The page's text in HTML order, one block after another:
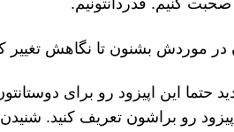
در موردش بشنون تا نگاهش تغییر
حتما این اپیزود رو برای
رو براشون تعریف کنید.